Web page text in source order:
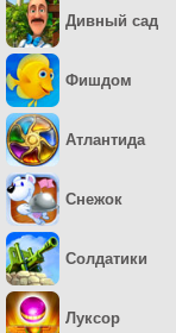
Дивный сад
Фишдом
Атлантида
Снежок
Солдатики
Луксор